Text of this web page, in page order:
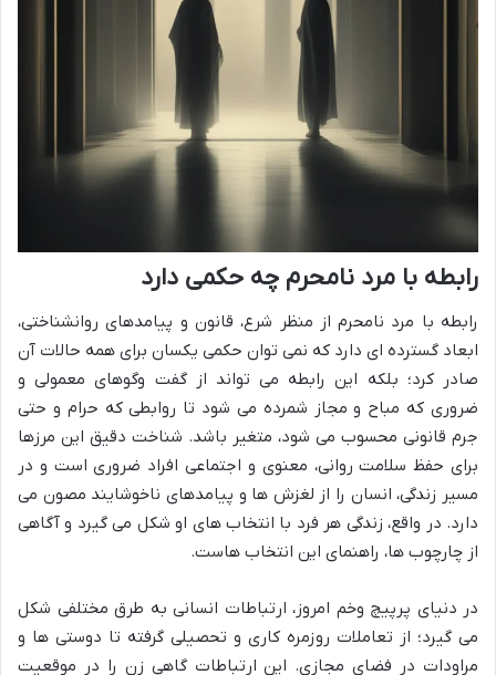
رابطه با مرد نامحرم چه حکمی دارد
رابطه با مرد نامحرم از منظر شرع، قانون و پیامدهای روانشناختی،
ابعاد گسترده ای دارد که نمی توان حکمی یکسان برای همه حالات آن
صادر کرد؛ بلکه این رابطه می تواند از گفت وگوهای معمولی و
ضروری که مباح و مجاز شمرده می شود تا روابطی که حرام و حتی
جرم قانونی محسوب می شود، متغیر باشد. شناخت دقیق این مرزها
برای حفظ سلامت روانی، معنوی و اجتماعی افراد ضروری است و در
مسیر زندگی، انسان را از لغزش ها و پیامدهای ناخوشایند مصون می
دارد. در واقع، زندگی هر فرد با انتخاب های او شکل می گیرد و آگاهی
از چارچوب ها، راهنمای این انتخاب هاست.
در دنیای پرپیچ وخم امروز، ارتباطات انسانی به طرق مختلفی شکل
می گیرد؛ از تعاملات روزمره کاری و تحصیلی گرفته تا دوستی ها و
مراودات در فضای مجازی. این ارتباطات گاهی زن را در موقعیت